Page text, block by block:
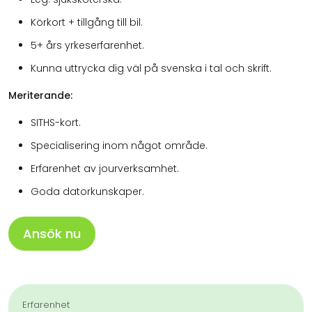
Körkort + tillgång till bil.
5+ års yrkeserfarenhet.
Kunna uttrycka dig väl på svenska i tal och skrift.
Meriterande:
SITHS-kort.
Specialisering inom något område.
Erfarenhet av jourverksamhet.
Goda datorkunskaper.
Ansök nu
Erfarenhet